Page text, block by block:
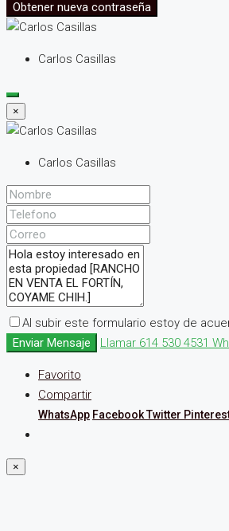
Obtener nueva contraseña
Carlos Casillas
×
Carlos Casillas
Al subir este formulario estoy de
Enviar Mensaje
Llamar 614 530 4531
Favorito
Compartir
WhatsApp FacebookTwitter
×